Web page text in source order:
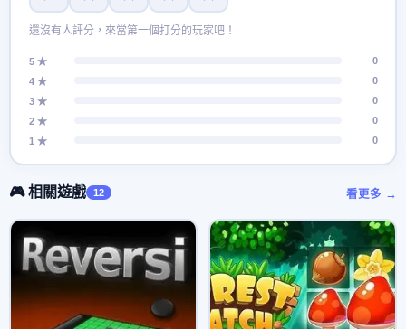
還沒有人評分，來當第一個打分的玩家吧！
5 ★
0
4 ★
0
3 ★
0
2 ★
0
1 ★
0
🎮 相關遊戲 12 看更多 →